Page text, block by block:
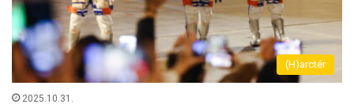
(H)arctér
2025.10.31.